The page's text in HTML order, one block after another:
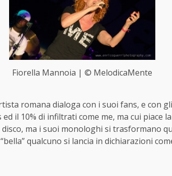
Fiorella Mannoia | © MelodicaMente
romana dialoga con i suoi fans, e con
ed il 10% di infiltrati come me, ma cui piace
disco, ma i suoi monologhi si trasformano
qualcuno si lancia in dichiarazioni